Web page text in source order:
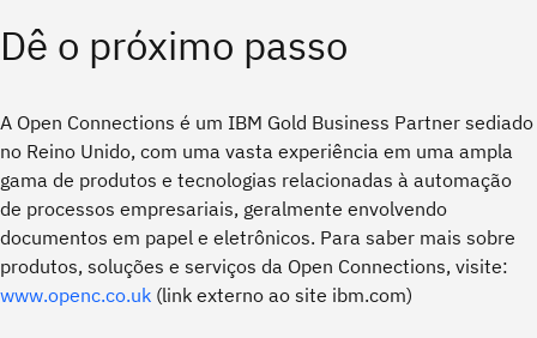
Dê o próximo passo
A Open Connections é um IBM Gold Business Partner sediado
no Reino Unido, com uma vasta experiência em uma ampla
gama de produtos e tecnologias relacionadas à automação
de processos empresariais, geralmente envolvendo
documentos em papel e eletrônicos. Para saber mais sobre
produtos, soluções e serviços da Open Connections, visite:
www.openc.co.uk (link externo ao site ibm.com)